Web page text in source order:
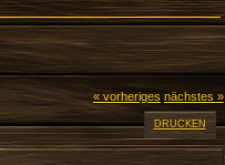
« vorheriges nächstes »
DRUCKEN